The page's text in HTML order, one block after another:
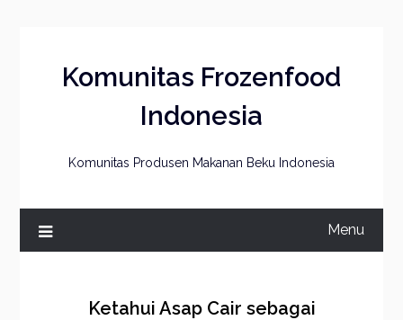
Komunitas Frozenfood
Indonesia
Komunitas Produsen Makanan Beku Indonesia
Menu
Ketahui Asap Cair sebagai